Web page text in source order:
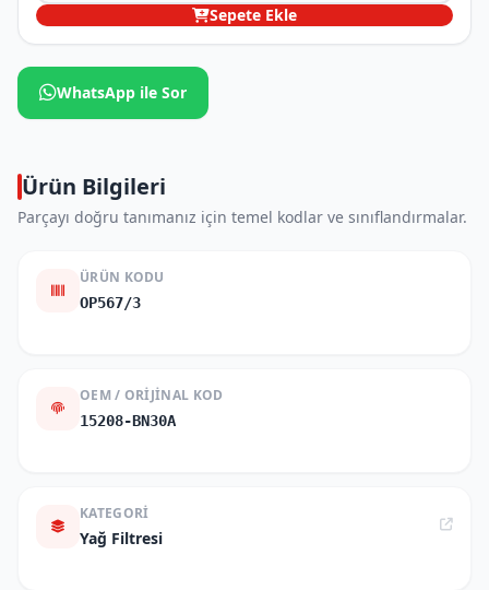
Sepete Ekle
WhatsApp ile Sor
Ürün Bilgileri
Parçayı doğru tanımanız için temel kodlar ve sınıflandırmalar.
ÜRÜN KODU
OP567/3
OEM / ORIJINAL KOD
15208-BN30A
KATEGORI
Yağ Filtresi